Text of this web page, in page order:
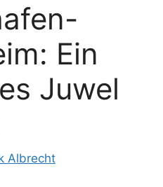
Ein
Juwel
Albrecht